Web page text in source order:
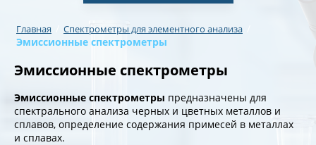
Главная Спектрометры для элементного анализа
Эмиссионные спектрометры
Эмиссионные спектрометры
Эмиссионные спектрометры предназначены для
спектрального анализа черных и цветных металлов и
сплавов, определение содержания примесей в металлах
и сплавах.